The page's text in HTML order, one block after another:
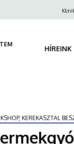
Felső
HÍREINK
KEREKASZTAL